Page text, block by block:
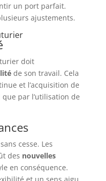
un port parfait.
ajustements.
doit
de son travail. Cela
et l’acquisition de
par l’utilisation de
cesse. Les
des nouvelles
en conséquence.